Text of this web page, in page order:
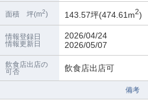
面積 坪(m2) 143.57坪(474.61m2)
情報登録日
情報更新日
2026/04/24
2026/05/07
飲食店出店の
可否
飲食店出店可
備考